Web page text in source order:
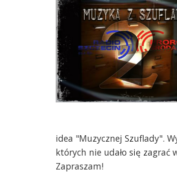
idea "Muzycznej Szuflady".
których nie udało się zagrać
Zapraszam!